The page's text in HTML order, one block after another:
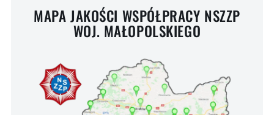
MAPA JAKOŚCI WSPÓŁPRACY NSZZP
WOJ. MAŁOPOLSKIEGO